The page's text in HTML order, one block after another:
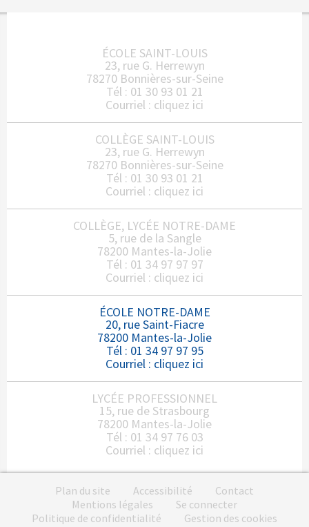
ÉCOLE SAINT-LOUIS
23, rue G. Herrewyn
78270 Bonnières-sur-Seine
Tél : 01 30 93 01 21
Courriel : cliquez ici
COLLÈGE SAINT-LOUIS
23, rue G. Herrewyn
78270 Bonnières-sur-Seine
Tél : 01 30 93 01 21
Courriel : cliquez ici
COLLÈGE, LYCÉE NOTRE-DAME
5, rue de la Sangle
78200 Mantes-la-Jolie
Tél : 01 34 97 97 97
Courriel : cliquez ici
ÉCOLE NOTRE-DAME
20, rue Saint-Fiacre
78200 Mantes-la-Jolie
Tél : 01 34 97 97 95
Courriel : cliquez ici
LYCÉE PROFESSIONNEL
15, rue de Strasbourg
78200 Mantes-la-Jolie
Tél : 01 34 97 76 03
Courriel : cliquez ici
Plan du site Accessibilité
Contact
Mentions légales
Se connecter
Politique de confidentialité
Gestion des cookies